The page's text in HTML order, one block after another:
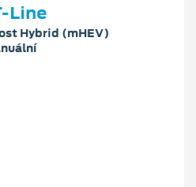
Line
Hybrid (mHEV)